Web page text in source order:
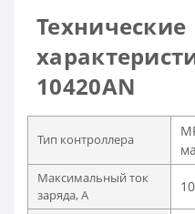
Технические
10420AN
Тип контроллера
Максимальный ток
заряда, А